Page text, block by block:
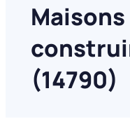
(14790)